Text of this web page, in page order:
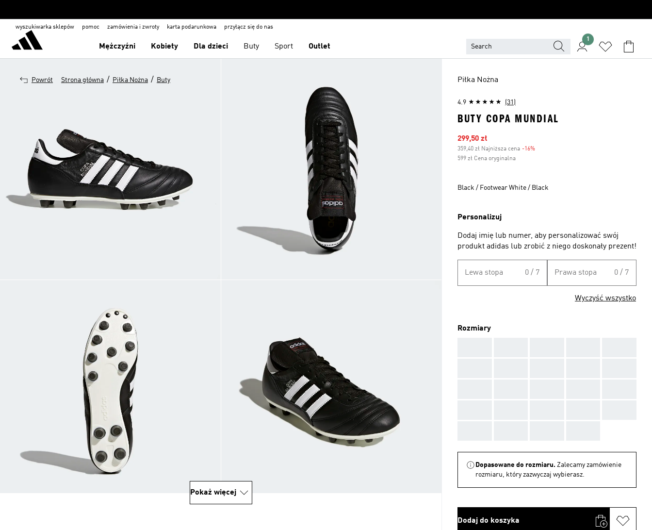
wyszukiwarka sklepów pomoc zamówienia i zwroty karta podarunkowa przyłącz się do nas
Mężczyźni Kobiety Dla dzieci Buty Sport Outlet
1
Powrót Strona główna / Piłka Nożna / Buty
Pokaż więcej
Piłka Nożna
4.9 (31)
BUTY COPA MUNDIAL
Ceny na wyprzedaży
299,50 zł
359,40 zł Najniższa cena -16%
599 zł Cena oryginalna
Black / Footwear White / Black
Personalizuj
Dodaj imię lub numer, aby personalizować swój
produkt adidas lub zrobić z niego doskonały prezent!
Lewa stopa 0 / 7 Prawa stopa 0 / 7
Wyczyść wszystko
Rozmiary
Dopasowane do rozmiaru. Zalecamy zamówienie
rozmiaru, który zazwyczaj wybierasz.
Dodaj do koszyka